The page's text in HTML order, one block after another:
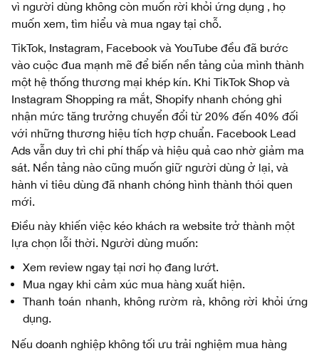
vì người dùng không còn muốn rời khỏi ứng dụng , họ
muốn xem, tìm hiểu và mua ngay tại chỗ.
TikTok, Instagram, Facebook và YouTube đều đã bước
vào cuộc đua mạnh mẽ để biến nền tảng của mình thành
một hệ thống thương mại khép kín. Khi TikTok Shop và
Instagram Shopping ra mắt, Shopify nhanh chóng ghi
nhận mức tăng trưởng chuyển đổi từ 20% đến 40% đối
với những thương hiệu tích hợp chuẩn. Facebook Lead
Ads vẫn duy trì chi phí thấp và hiệu quả cao nhờ giảm ma
sát. Nền tảng nào cũng muốn giữ người dùng ở lại, và
hành vi tiêu dùng đã nhanh chóng hình thành thói quen
mới.
Điều này khiến việc kéo khách ra website trở thành một
lựa chọn lỗi thời. Người dùng muốn:
Xem review ngay tại nơi họ đang lướt.
Mua ngay khi cảm xúc mua hàng xuất hiện.
Thanh toán nhanh, không rườm rà, không rời khỏi ứng
dụng.
Nếu doanh nghiệp không tối ưu trải nghiệm mua hàng